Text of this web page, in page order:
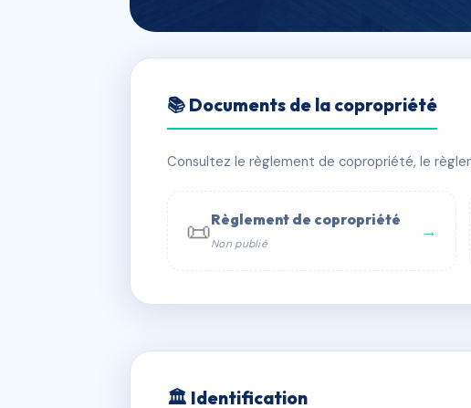
RÉSIDENCE 51
📍 1 r du neufeld 67100 Strasbourg
📞 Contacter Syndic Digital 💬
📚 Documents de la copropriété
Consultez le règlement de copropriété, le
📜Règlement de copropriété
Non publié
→
🏛 Identification